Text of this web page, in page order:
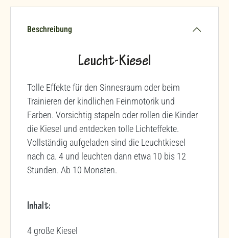
Beschreibung
Leucht-Kiesel
Tolle Effekte für den Sinnesraum oder beim
Trainieren der kindlichen Feinmotorik und
Farben. Vorsichtig stapeln oder rollen die Kinder
die Kiesel und entdecken tolle Lichteffekte.
Vollständig aufgeladen sind die Leuchtkiesel
nach ca. 4 und leuchten dann etwa 10 bis 12
Stunden. Ab 10 Monaten.
Inhalt:
4 große Kiesel